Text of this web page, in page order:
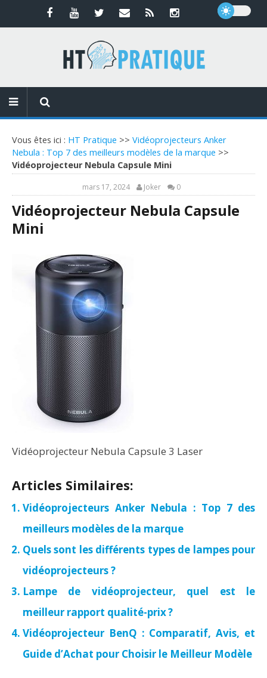
Vous êtes ici : HT Pratique >> Vidéoprojecteurs Anker
Nebula : Top 7 des meilleurs modèles de la marque >>
Vidéoprojecteur Nebula Capsule Mini
mars 17, 2024 Joker 0
Vidéoprojecteur Nebula Capsule
Mini
Vidéoprojecteur Nebula Capsule 3 Laser
Articles Similaires:
Vidéoprojecteurs Anker Nebula : Top 7 des
meilleurs modèles de la marque
Quels sont les différents types de lampes pour
vidéoprojecteurs ?
Lampe de vidéoprojecteur, quel est le
meilleur rapport qualité-prix ?
Vidéoprojecteur BenQ : Comparatif, Avis, et
Guide d’Achat pour Choisir le Meilleur Modèle